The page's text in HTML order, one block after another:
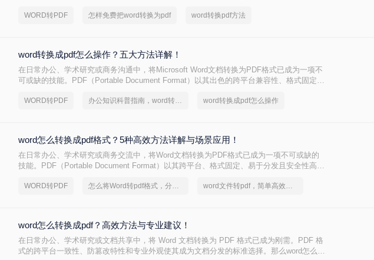
WORD转PDF 怎样免费把word转换为pdf word转换pdf方法
word转换成pdf怎么操作？五大方法详解！
在日常办公、学术研究或商务沟通中，将Microsoft Word文档转换为PDF格式已成为一项不
可或缺的技能。PDF（Portable Document Format）以其出色的跨平台兼容性、格式固定性
一个高质量的PDF文件能确保在任何设备上呈现的效果都与您的初衷一致。尽管Word转
WORD转PDF 办公知识科普指南，word转换成pdf的操作方法 word转换成pdf怎么操作
word怎么转换成pdf格式？5种高效方法详解与场景应用！
在日常办公、学术研究或商务交流中，将Word文档转换为PDF格式已成为一项不可或缺的
技能。PDF（Portable Document Format）以其跨平台、格式固定、易于分发且安全性高的
在转换过程中遇到格式错乱、体积过大或无法编辑等问题。
WORD转PDF 怎么将Word转pdf格式，分享一种简单的方法 word文件转pdf，简单高效的转换方法
word怎么转换成pdf？高效方法与专业建议！
在日常办公、学术研究或文档共享中，将 Word 文档转换为 PDF 格式已成为刚需。PDF 格
式的跨平台一致性、防篡改特性和专业外观使其成为文档分发的标准选择。那么word怎么转